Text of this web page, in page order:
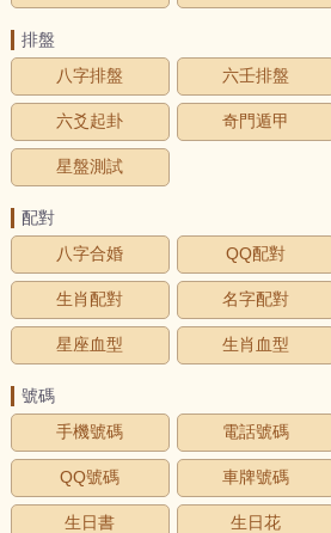
排盤
八字排盤
六壬排盤
六爻起卦 奇門遁甲
星盤測試
配對
八字合婚
QQ配對
生肖配對 名字配對
星座血型 生肖血型
號碼
手機號碼
電話號碼
QQ號碼 車牌號碼
生日書 生日花